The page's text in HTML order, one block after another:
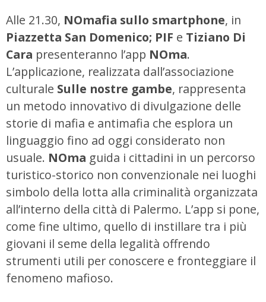
Alle 21.30, NOmafia sullo smartphone, in
Piazzetta San Domenico; PIF e Tiziano Di
Cara presenteranno l’app NOma.
L’applicazione, realizzata dall’associazione
culturale Sulle nostre gambe, rappresenta
un metodo innovativo di divulgazione delle
storie di mafia e antimafia che esplora un
linguaggio fino ad oggi considerato non
usuale. NOma guida i cittadini in un percorso
turistico-storico non convenzionale nei luoghi
simbolo della lotta alla criminalità organizzata
all’interno della città di Palermo. L’app si pone,
come fine ultimo, quello di instillare tra i più
giovani il seme della legalità offrendo
strumenti utili per conoscere e fronteggiare il
fenomeno mafioso.